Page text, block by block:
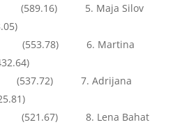
(589.16) 5. Maja Silov
(553.78) 6. Martina
(537.72) 7. Adrijana
(521.67) 8. Lena Bahat